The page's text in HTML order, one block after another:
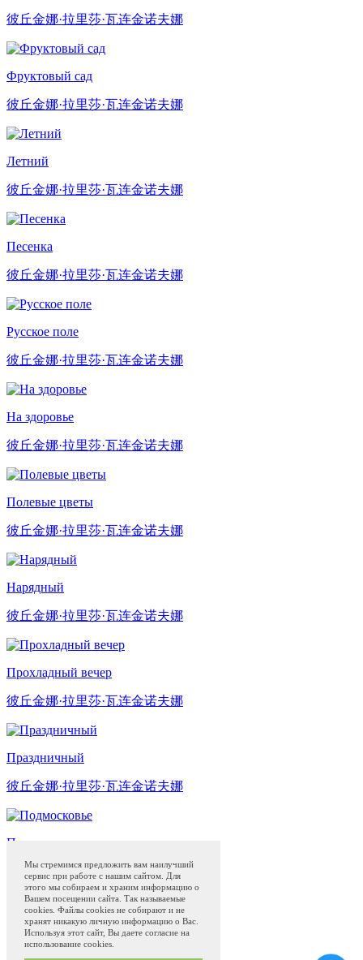
彼丘金娜·拉里莎·瓦连金诺夫娜
Фруктовый сад
彼丘金娜·拉里莎·瓦连金诺夫娜
Летний
彼丘金娜·拉里莎·瓦连金诺夫娜
Песенка
彼丘金娜·拉里莎·瓦连金诺夫娜
Русское поле
彼丘金娜·拉里莎·瓦连金诺夫娜
На здоровье
彼丘金娜·拉里莎·瓦连金诺夫娜
Полевые цветы
彼丘金娜·拉里莎·瓦连金诺夫娜
Нарядный
彼丘金娜·拉里莎·瓦连金诺夫娜
Прохладный вечер
彼丘金娜·拉里莎·瓦连金诺夫娜
Праздничный
彼丘金娜·拉里莎·瓦连金诺夫娜
Подмосковье
彼丘金娜·拉里莎·瓦连金诺夫娜
若斯托沃彩绘 网上商店 博物馆 Блог
Программа привилегий с 01.04.2024
Сделано вQS50.ru
Мы стремимся предложить вам наилучший
сервис при работе с нашим сайтом. Для
этого мы собираем и храним информацию о
Вашем посещении сайта. Так называемые
cookies. Файлы cookies не собирают и не
хранят никакую личную информацию о Вас.
Используя этот сайт, Вы даете согласие на
использование cookies.